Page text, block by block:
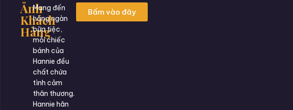
Ảnh
Khách
Hàng
Mang đến
hàng ngàn
bữa tiệc,
mỗi chiếc
bánh của
Hannie đều
chất chứa
tình cảm
thân thương.
Hannie hân
Bấm vào đây